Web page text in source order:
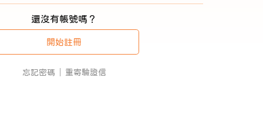
還沒有帳號嗎？
開始註冊
忘記密碼 重寄驗證信